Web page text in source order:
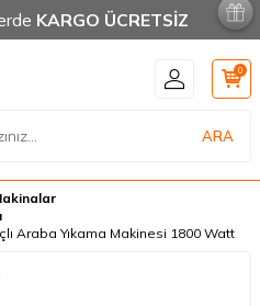
KARGO ÜCRETSİZ
ARA
0
Araba Yıkama Makinesi 1800 Watt